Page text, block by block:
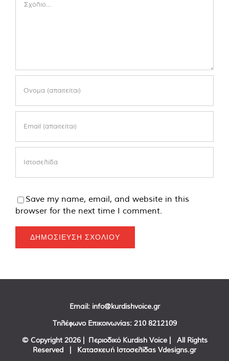
Save my name, email, and website in this
browser for the next time I comment.
Email: info@kurdishvoice.gr
Τηλέφωνο Επικοινωνίας: 210 8212109
© Copyright 2026 | Περιοδικό Kurdish Voice | All Rights
Reserved | Κατασκευή Ιστοσελίδας Vdesigns.gr